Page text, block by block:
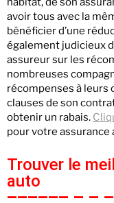
avoir tous avec la
bénéficier d’une
également judicieux
assureur sur les
nombreuses
récompenses à leurs
clauses de son
obtenir un rabais.
pour votre assurance
Trouver le
auto